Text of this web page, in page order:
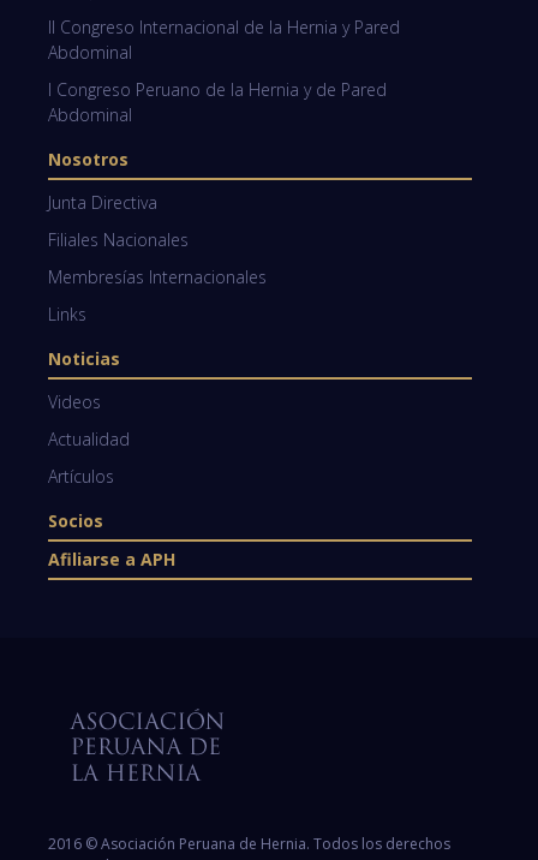
II Congreso Internacional de la Hernia y Pared
Abdominal
I Congreso Peruano de la Hernia y de Pared
Abdominal
Nosotros
Junta Directiva
Filiales Nacionales
Membresías Internacionales
Links
Noticias
Videos
Actualidad
Artículos
Socios
Afiliarse a APH
2016 © Asociación Peruana de Hernia. Todos los derechos